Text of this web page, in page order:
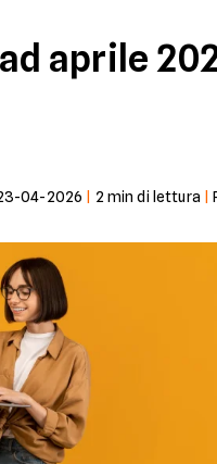
aprile
04-2026 2 min di lettura |